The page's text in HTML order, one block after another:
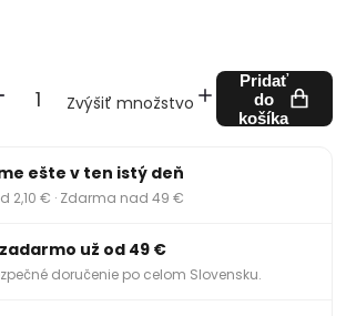
Zvýšiť množstvo
Pridať
do
košíka
ešte v ten istý deň
2,10 € · Zdarma nad 49 €
už od 49 €
doručenie po celom Slovensku.